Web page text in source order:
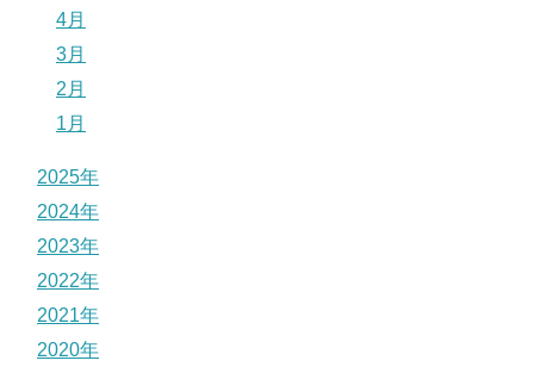
4月
3月
2月
1月
2025年
2024年
2023年
2022年
2021年
2020年